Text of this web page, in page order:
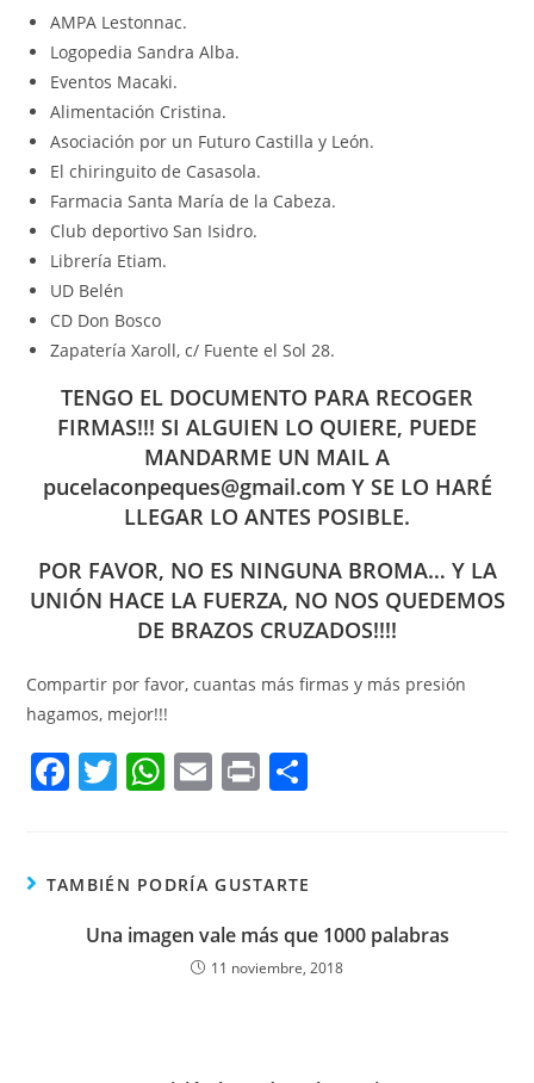
AMPA Lestonnac.
Logopedia Sandra Alba.
Eventos Macaki.
Alimentación Cristina.
Asociación por un Futuro Castilla y León.
El chiringuito de Casasola.
Farmacia Santa María de la Cabeza.
Club deportivo San Isidro.
Librería Etiam.
UD Belén
CD Don Bosco
Zapatería Xaroll, c/ Fuente el Sol 28.
TENGO EL DOCUMENTO PARA RECOGER
FIRMAS!!! SI ALGUIEN LO QUIERE, PUEDE
MANDARME UN MAIL A
pucelaconpeques@gmail.com Y SE LO HARÉ
LLEGAR LO ANTES POSIBLE.
POR FAVOR, NO ES NINGUNA BROMA… Y LA
UNIÓN HACE LA FUERZA, NO NOS QUEDEMOS
DE BRAZOS CRUZADOS!!!!
Compartir por favor, cuantas más firmas y más presión
hagamos, mejor!!!
F
e
b
T
er
W
s
A
p
E
l
Pr
ar
tir
TAMBIÉN PODRÍA GUSTARTE
Una imagen vale más que 1000 palabras
11 noviembre, 2018